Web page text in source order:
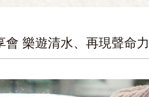
樂遊清水、再現聲命力